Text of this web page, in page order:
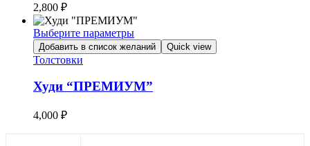
выбрать
на
странице
товара.
2,800 ₽
Выберите параметры
Этот
товар
несколько
вариаций.
можно
Добавить в список желаний Quick view
Толстовки
Худи “ПРЕМИУМ”
4,000 ₽